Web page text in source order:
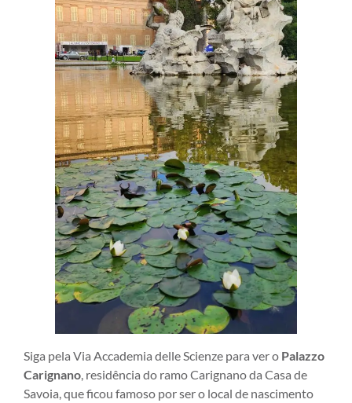
Siga pela Via Accademia delle Scienze para ver o Palazzo
Carignano, residência do ramo Carignano da Casa de
Savoia, que ficou famoso por ser o local de nascimento